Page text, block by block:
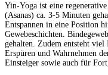
Yin-Yoga ist eine
(Asanas) ca. 3-5 Minuten
Entspannen in eine Position
Gewebeschichten.
gehalten. Zudem entsteht viel
Erspüren und Wahrnehmen
Einsteiger sowie auch für